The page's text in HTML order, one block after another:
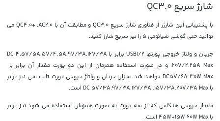
شارژ سریع QC3.0
با پشتیبانی این شارژر از فناوری شارژ سریع QC3.0 و مطابقت آن با QC4.0+ ,AC2.0 می
توانید حتی گوشی شیائومی 5 را نیز سریع شارژ کنید.
جریان و ولتاژ خروجی پورتها USB1/2 برابر با
DC 4.5V/5A,5V/4.5A,9V/3A,12V/3A
.20V/2.25A Max و در صورت استفاده همزمان از این دو پورت مقدار آن برابر با
DC5V/6A 30W Max خواهد شد. میزان جریان و ولتاژ خروجی پورت تایپ سی نیز برابر
با DC 5V/3A.9V/3A.12V/3A .15V/3A.20V/3A Max است.
مقدار خروجی هنگامی که از سه پورت به صورت همزمان استفاده می شود نیز برابر
با 45W+15W 60W Max است.